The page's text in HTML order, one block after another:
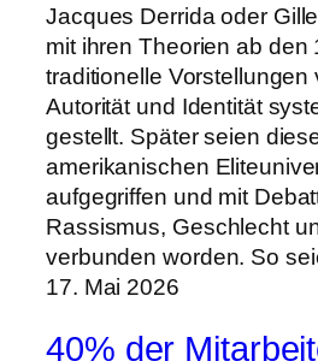
Jacques Derrida oder
mit ihren Theorien ab den
traditionelle Vorstellungen
Autorität und Identität
gestellt. Später seien
amerikanischen
aufgegriffen und mit
Rassismus, Geschlecht
verbunden worden. So
17. Mai 2026
40% der